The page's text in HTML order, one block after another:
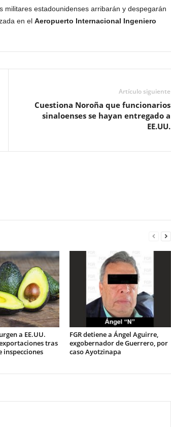
militares estadounidenses arribarán y despegarán
en el Aeropuerto Internacional Ingeniero
Artículo siguiente
Cuestiona Noroña que funcionarios
sinaloenses se hayan entregado a
EE.UU.
a EE.UU.
tras
inspecciones
FGR detiene a Ángel Aguirre,
exgobernador de Guerrero, por
caso Ayotzinapa